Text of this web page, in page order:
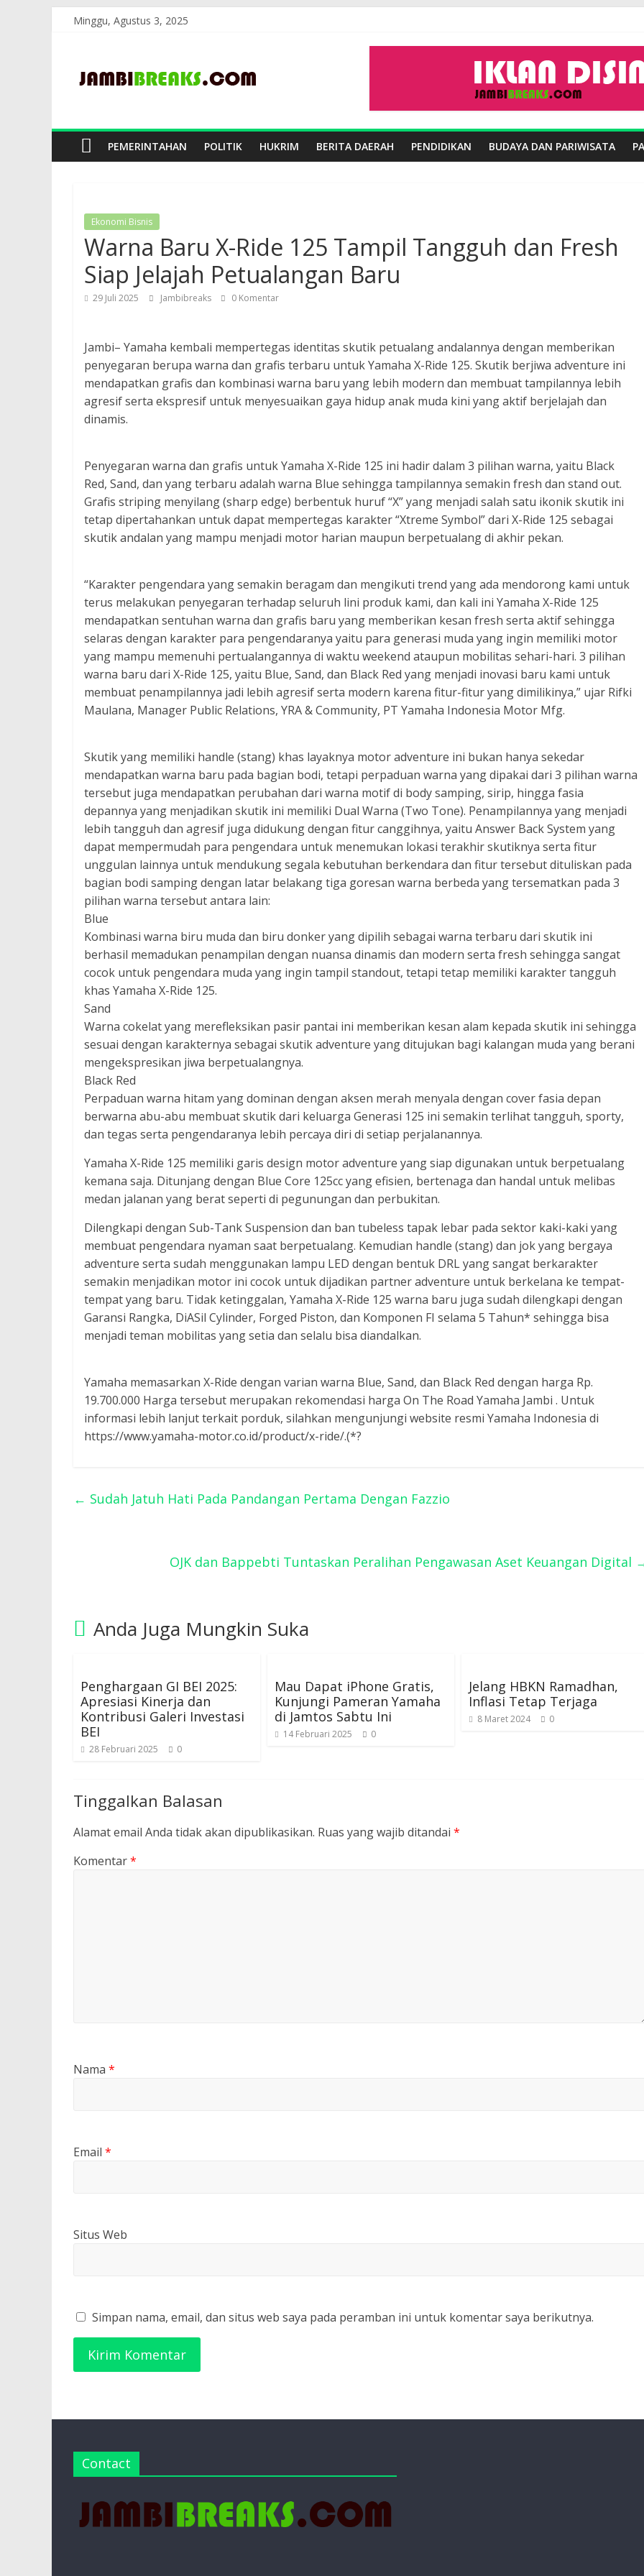
Minggu, Agustus 3, 2025
JambiBreaks
PEMERINTAHAN POLITIK HUKRIM BERITA DAERAH PENDIDIKAN BUDAYA DAN PARIWISATA
Ekonomi Bisnis
Warna Baru X-Ride 125 Tampil Tangguh dan Fresh
Siap Jelajah Petualangan Baru
29 Juli 2025 Jambibreaks 0 Komentar
Jambi– Yamaha kembali mempertegas identitas skutik petualang andalannya dengan memberikan
penyegaran berupa warna dan grafis terbaru untuk Yamaha X-Ride 125. Skutik berjiwa adventure ini
mendapatkan grafis dan kombinasi warna baru yang lebih modern dan membuat tampilannya lebih
agresif serta ekspresif untuk menyesuaikan gaya hidup anak muda kini yang aktif berjelajah dan
dinamis.
Penyegaran warna dan grafis untuk Yamaha X-Ride 125 ini hadir dalam 3 pilihan warna, yaitu Black
Red, Sand, dan yang terbaru adalah warna Blue sehingga tampilannya semakin fresh dan stand out.
Grafis striping menyilang (sharp edge) berbentuk huruf “X” yang menjadi salah satu ikonik skutik ini
tetap dipertahankan untuk dapat mempertegas karakter “Xtreme Symbol” dari X-Ride 125 sebagai
skutik andalan yang mampu menjadi motor harian maupun berpetualang di akhir pekan.
“Karakter pengendara yang semakin beragam dan mengikuti trend yang ada mendorong kami untuk
terus melakukan penyegaran terhadap seluruh lini produk kami, dan kali ini Yamaha X-Ride 125
mendapatkan sentuhan warna dan grafis baru yang memberikan kesan fresh serta aktif sehingga
selaras dengan karakter para pengendaranya yaitu para generasi muda yang ingin memiliki motor
yang mampu memenuhi pertualangannya di waktu weekend ataupun mobilitas sehari-hari. 3 pilihan
warna baru dari X-Ride 125, yaitu Blue, Sand, dan Black Red yang menjadi inovasi baru kami untuk
membuat penampilannya jadi lebih agresif serta modern karena fitur-fitur yang dimilikinya,” ujar Rifki
Maulana, Manager Public Relations, YRA & Community, PT Yamaha Indonesia Motor Mfg.
Skutik yang memiliki handle (stang) khas layaknya motor adventure ini bukan hanya sekedar
mendapatkan warna baru pada bagian bodi, tetapi perpaduan warna yang dipakai dari 3 pilihan warna
tersebut juga mendapatkan perubahan dari warna motif di body samping, sirip, hingga fasia
depannya yang menjadikan skutik ini memiliki Dual Warna (Two Tone). Penampilannya yang menjadi
lebih tangguh dan agresif juga didukung dengan fitur canggihnya, yaitu Answer Back System yang
dapat mempermudah para pengendara untuk menemukan lokasi terakhir skutiknya serta fitur
unggulan lainnya untuk mendukung segala kebutuhan berkendara dan fitur tersebut dituliskan pada
bagian bodi samping dengan latar belakang tiga goresan warna berbeda yang tersematkan pada 3
pilihan warna tersebut antara lain:
Blue
Kombinasi warna biru muda dan biru donker yang dipilih sebagai warna terbaru dari skutik ini
berhasil memadukan penampilan dengan nuansa dinamis dan modern serta fresh sehingga sangat
cocok untuk pengendara muda yang ingin tampil standout, tetapi tetap memiliki karakter tangguh
khas Yamaha X-Ride 125.
Sand
Warna cokelat yang merefleksikan pasir pantai ini memberikan kesan alam kepada skutik ini sehingga
sesuai dengan karakternya sebagai skutik adventure yang ditujukan bagi kalangan muda yang berani
mengekspresikan jiwa berpetualangnya.
Black Red
Perpaduan warna hitam yang dominan dengan aksen merah menyala dengan cover fasia depan
berwarna abu-abu membuat skutik dari keluarga Generasi 125 ini semakin terlihat tangguh, sporty,
dan tegas serta pengendaranya lebih percaya diri di setiap perjalanannya.
Yamaha X-Ride 125 memiliki garis design motor adventure yang siap digunakan untuk berpetualang
kemana saja. Ditunjang dengan Blue Core 125cc yang efisien, bertenaga dan handal untuk melibas
medan jalanan yang berat seperti di pegunungan dan perbukitan.
Dilengkapi dengan Sub-Tank Suspension dan ban tubeless tapak lebar pada sektor kaki-kaki yang
membuat pengendara nyaman saat berpetualang. Kemudian handle (stang) dan jok yang bergaya
adventure serta sudah menggunakan lampu LED dengan bentuk DRL yang sangat berkarakter
semakin menjadikan motor ini cocok untuk dijadikan partner adventure untuk berkelana ke tempat-
tempat yang baru. Tidak ketinggalan, Yamaha X-Ride 125 warna baru juga sudah dilengkapi dengan
Garansi Rangka, DiASil Cylinder, Forged Piston, dan Komponen FI selama 5 Tahun* sehingga bisa
menjadi teman mobilitas yang setia dan selalu bisa diandalkan.
Yamaha memasarkan X-Ride dengan varian warna Blue, Sand, dan Black Red dengan harga Rp.
19.700.000 Harga tersebut merupakan rekomendasi harga On The Road Yamaha Jambi . Untuk
informasi lebih lanjut terkait porduk, silahkan mengunjungi website resmi Yamaha Indonesia di
https://www.yamaha-motor.co.id/product/x-ride/.(*?
← Sudah Jatuh Hati Pada Pandangan Pertama Dengan Fazzio
OJK dan Bappebti Tuntaskan Peralihan Pengawasan Aset Keuangan Digital
Anda Juga Mungkin Suka
Penghargaan GI BEI 2025:
Apresiasi Kinerja dan
Kontribusi Galeri Investasi
BEI
28 Februari 2025 0
Mau Dapat iPhone Gratis,
Kunjungi Pameran Yamaha
di Jamtos Sabtu Ini
14 Februari 2025 0
Jelang HBKN Ramadhan,
Inflasi Tetap Terjaga
8 Maret 2024 0
Tinggalkan Balasan
Alamat email Anda tidak akan dipublikasikan. Ruas yang wajib ditandai *
Komentar*
Nama *
Email *
Situs Web
Simpan nama, email, dan situs web saya pada peramban ini untuk komentar saya berikutnya.
Contact